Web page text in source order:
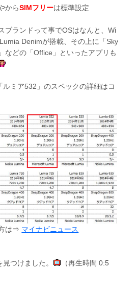
からSIMフリーは標準設定
ブランドって事でOSはなんと、Wi
Denimが搭載、その上に「Sky
などの「Office」といったアプリも
ミア532」のスペックの詳細はコ
は⇒ マイナビニュース
つけました。
（再生時間 0:5